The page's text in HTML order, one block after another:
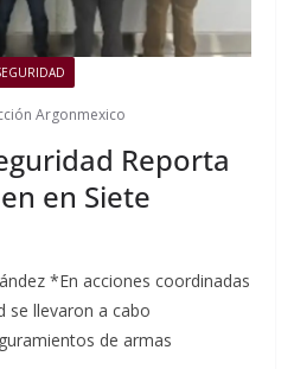
Argonmexico
Reporta
en Siete
*En acciones coordinadas
se llevaron a cabo
de armas